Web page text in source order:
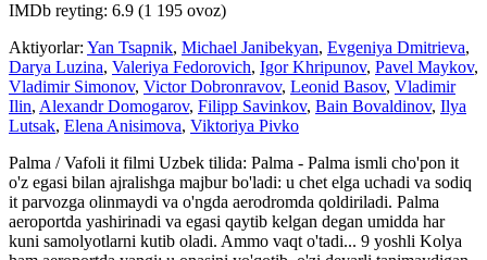
IMDb reyting: 6.9 (1 195 ovoz)
Aktiyorlar: Yan Tsapnik, Michael Janibekyan, Evgeniya Dmitrieva,
Darya Luzina, Valeriya Fedorovich, Igor Khripunov, Pavel Maykov,
Vladimir Simonov, Victor Dobronravov, Leonid Basov, Vladimir
Ilin, Alexandr Domogarov, Filipp Savinkov, Bain Bovaldinov, Ilya
Lutsak, Elena Anisimova, Viktoriya Pivko
Palma / Vafoli it filmi Uzbek tilida: Palma - Palma ismli cho'pon it
o'z egasi bilan ajralishga majbur bo'ladi: u chet elga uchadi va sodiq
it parvozga olinmaydi va o'ngda aerodromda qoldiriladi. Palma
aeroportda yashirinadi va egasi qaytib kelgan degan umidda har
kuni samolyotlarni kutib oladi. Ammo vaqt o'tadi... 9 yoshli Kolya